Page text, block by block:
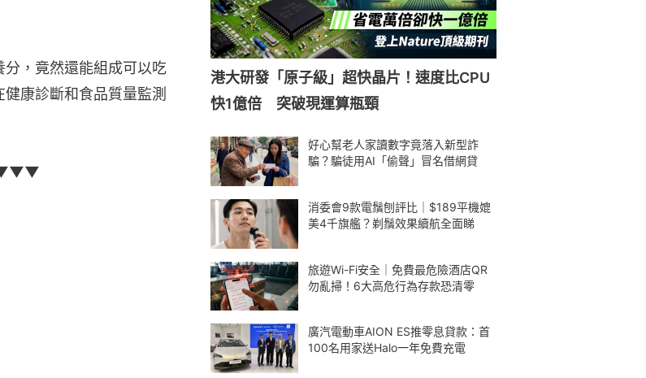
分，竟然還能組成可以吃
康診斷和食品質量監測
▼▼▼
港大研發「原子級」超快晶片！速度比CPU
快1億倍 突破現運算瓶頸
好心幫老人家讀數字竟落入新型詐
騙？騙徒用AI「偷聲」冒名借網貸
消委會9款電鬚刨評比｜$189平機媲
美4千旗艦？剃鬚效果續航全面睇
旅遊Wi-Fi安全｜免費最危險酒店QR
勿亂掃！6大高危行為存款恐清零
廣汽電動車AION ES推零息貸款：首
100名用家送Halo一年免費充電